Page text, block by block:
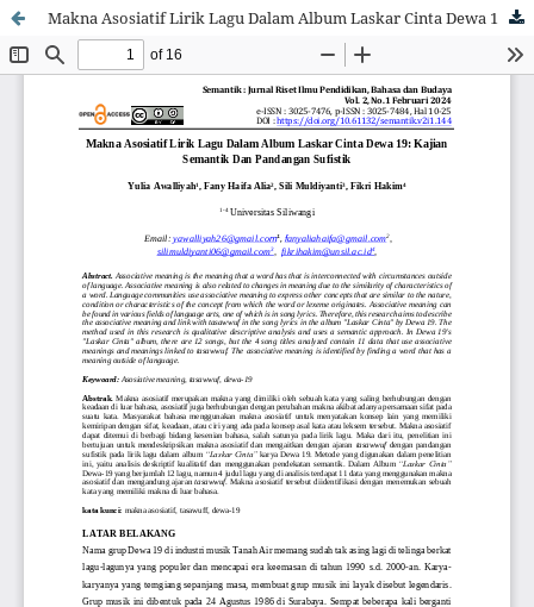
Makna Asosiatif Lirik Lagu Dalam Album Laskar Cinta Dewa 19: Kajian Semantik Dan Pandangan Sufistik